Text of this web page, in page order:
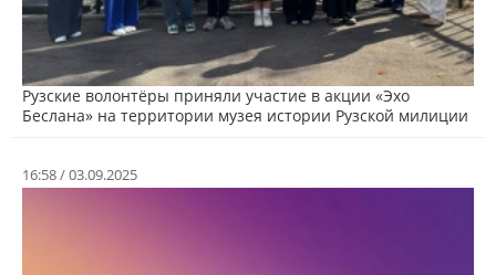
Рузские волонтёры приняли участие в акции «Эхо
Беслана» на территории музея истории Рузской милиции
16:58 / 03.09.2025